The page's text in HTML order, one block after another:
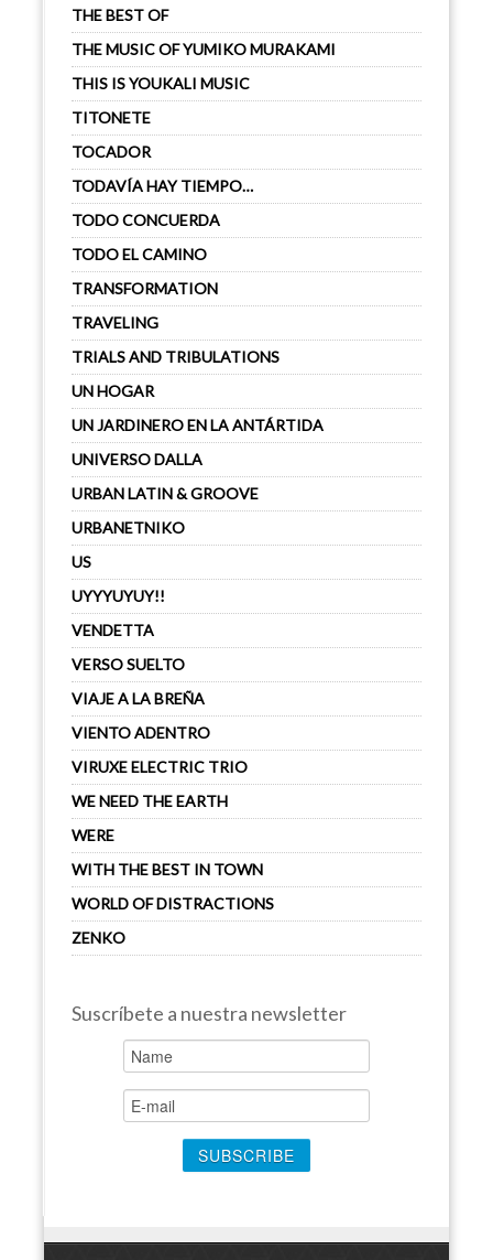
THE BEST OF
THE MUSIC OF YUMIKO MURAKAMI
THIS IS YOUKALI MUSIC
TITONETE
TOCADOR
TODAVÍA HAY TIEMPO…
TODO CONCUERDA
TODO EL CAMINO
TRANSFORMATION
TRAVELING
TRIALS AND TRIBULATIONS
UN HOGAR
UN JARDINERO EN LA ANTÁRTIDA
UNIVERSO DALLA
URBAN LATIN & GROOVE
URBANETNIKO
US
UYYYUYUY!!
VENDETTA
VERSO SUELTO
VIAJE A LA BREÑA
VIENTO ADENTRO
VIRUXE ELECTRIC TRIO
WE NEED THE EARTH
WERE
WITH THE BEST IN TOWN
WORLD OF DISTRACTIONS
ZENKO
Suscríbete a nuestra newsletter